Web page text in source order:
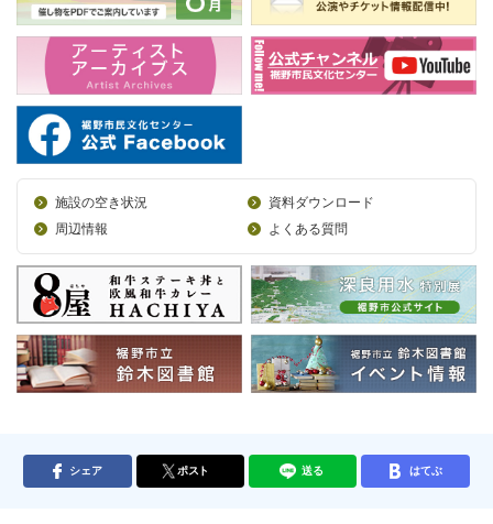
施設の空き状況
資料ダウンロード
周辺情報
よくある質問
シェア ポスト 送る はてぶ